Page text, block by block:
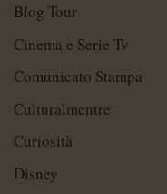
Blog Tour
Cinema e Serie Tv
Comunicato Stampa
Culturalmentre
Curiosità
Disney